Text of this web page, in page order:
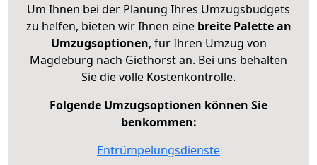
Um Ihnen bei der Planung Ihres Umzugsbudgets
zu helfen, bieten wir Ihnen eine breite Palette an
Umzugsoptionen, für Ihren Umzug von
Magdeburg nach Giethorst an. Bei uns behalten
Sie die volle Kostenkontrolle.
Folgende Umzugsoptionen können Sie
benkommen:
Entrümpelungsdienste